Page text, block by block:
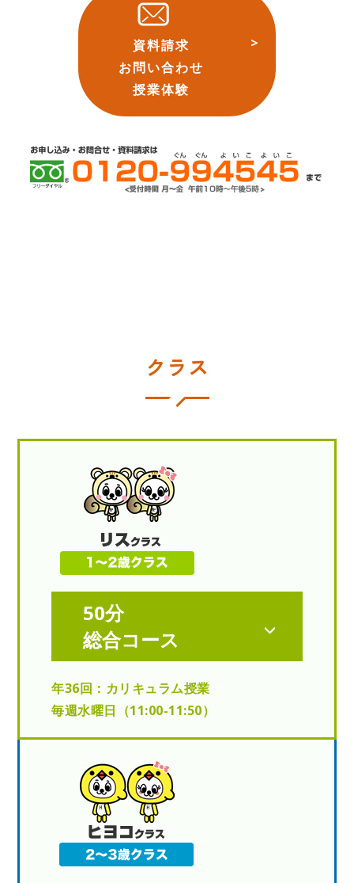
資料請求
お問い合わせ
授業体験
クラス
50分
総合コース
年36回：カリキュラム授業
毎週水曜日（11:00-11:50）